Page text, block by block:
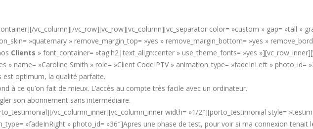
vc_column][/vc_row][vc_row][vc_column][vc_separator color= »custom » gap= »tall »
»quaternary » remove_margin_top= »yes » remove_margin_bottom= »yes »
Clients » font_container= »tag:h2|text_align:center » use_theme_fonts= »yes
» name= »Caroline Smith » role= »Client CodeIPTV » animation_type= »fadeInLeft » photo_id=
est optimum, la qualité parfaite.
à ce qu’on fait de mieux. L’accès au compte très facile avec un ordinateur.
son abonnement sans intermédiaire.
vc_column_inner][vc_column_inner width= »1/2″][porto_testimonial style=
»fadeInRight » photo_id= »36″]Apres une phase de test, pour voir si ma connexion tenait